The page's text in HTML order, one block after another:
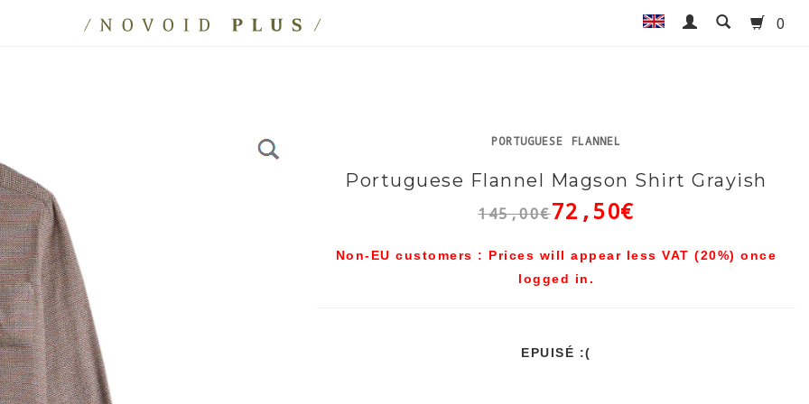
0
PORTUGUESE FLANNEL
Portuguese Flannel Magson Shirt Grayish
145,00€72,50€
Non-EU customers : Prices will appear less VAT (20%) once
logged in.
EPUISÉ :(